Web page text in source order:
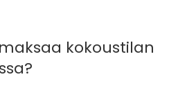
kokoustilan